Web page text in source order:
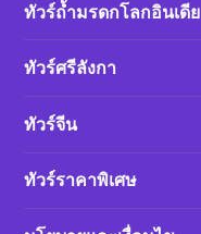
ทัวร์ถ้ำมรดกโลกอินเดีย
ทัวร์ศรีลังกา
ทัวร์จีน
ทัวร์ราคาพิเศษ